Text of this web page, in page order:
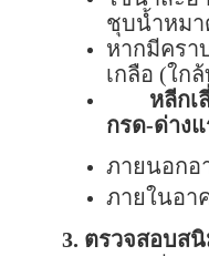
ชุบน้ำหมา
หากมีคร
เกลือ (ใก
หลีกเ
กรด-ด่างแ
ภายนอกอ
ภายในอา
3. ตรวจสอบสนิ